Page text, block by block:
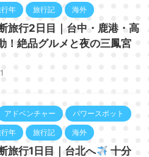
年 旅行記 海外
旅行2日目｜台中・鹿港・高
！絶品グルメと夜の三鳳宮
アドベンチャー パワースポット
年 旅行記 海外
旅行1日目｜台北へ
十分